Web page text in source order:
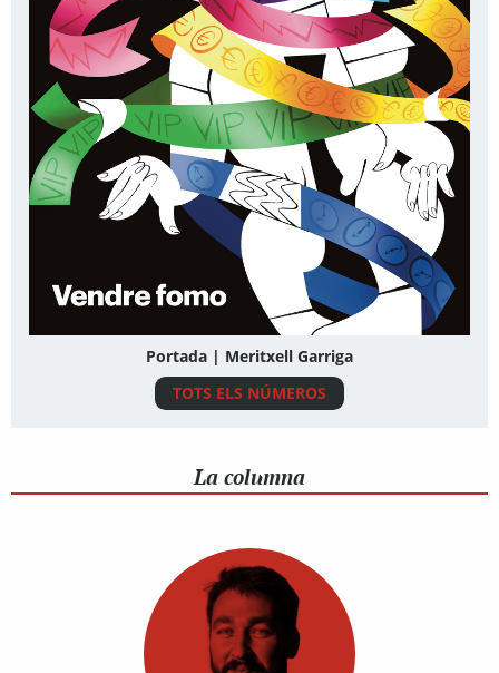
Portada | Meritxell Garriga
TOTS ELS NÚMEROS
La columna